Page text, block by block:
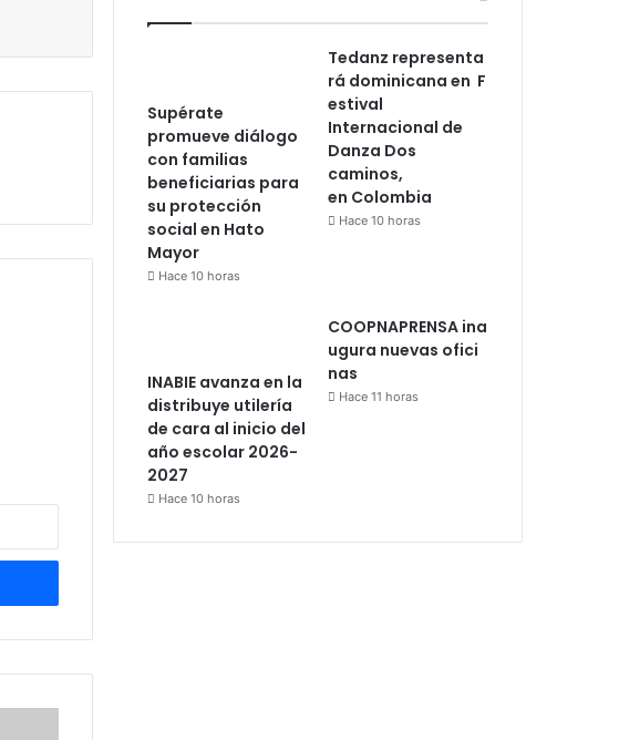
Supérate
promueve diálogo
con familias
beneficiarias para
su protección
social en Hato
Mayor
Hace 10 horas
Tedanz representa
rá dominicana en F
estival
Internacional de
Danza Dos
caminos,
en Colombia
Hace 10 horas
INABIE avanza en la
distribuye utilería
de cara al inicio del
año escolar 2026-
2027
Hace 10 horas
COOPNAPRENSA ina
ugura nuevas ofici
nas
Hace 11 horas